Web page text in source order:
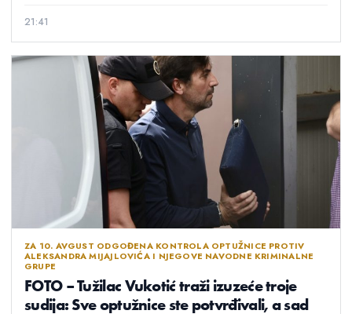
21:41
ZA 10. AVGUST ODGOĐENA KONTROLA OPTUŽNICE PROTIV
ALEKSANDRA MIJAJLOVIĆA I NJEGOVE NAVODNE KRIMINALNE
GRUPE
FOTO – Tužilac Vukotić traži izuzeće troje
sudija: Sve optužnice ste potvrđivali, a sad